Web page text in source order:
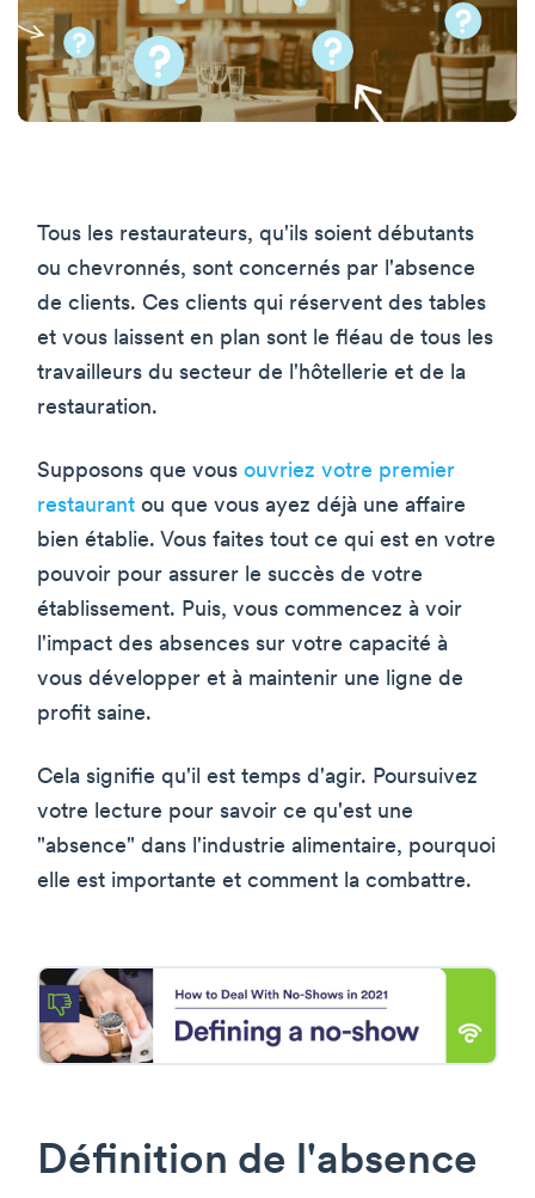
Tous les restaurateurs, qu'ils soient débutants
ou chevronnés, sont concernés par l'absence
de clients. Ces clients qui réservent des tables
et vous laissent en plan sont le fléau de tous les
travailleurs du secteur de l'hôtellerie et de la
restauration.
Supposons que vous ouvriez votre premier
restaurant ou que vous ayez déjà une affaire
bien établie. Vous faites tout ce qui est en votre
pouvoir pour assurer le succès de votre
établissement. Puis, vous commencez à voir
l'impact des absences sur votre capacité à
vous développer et à maintenir une ligne de
profit saine.
Cela signifie qu'il est temps d'agir. Poursuivez
votre lecture pour savoir ce qu'est une
"absence" dans l'industrie alimentaire, pourquoi
elle est importante et comment la combattre.
Définition de l'absence